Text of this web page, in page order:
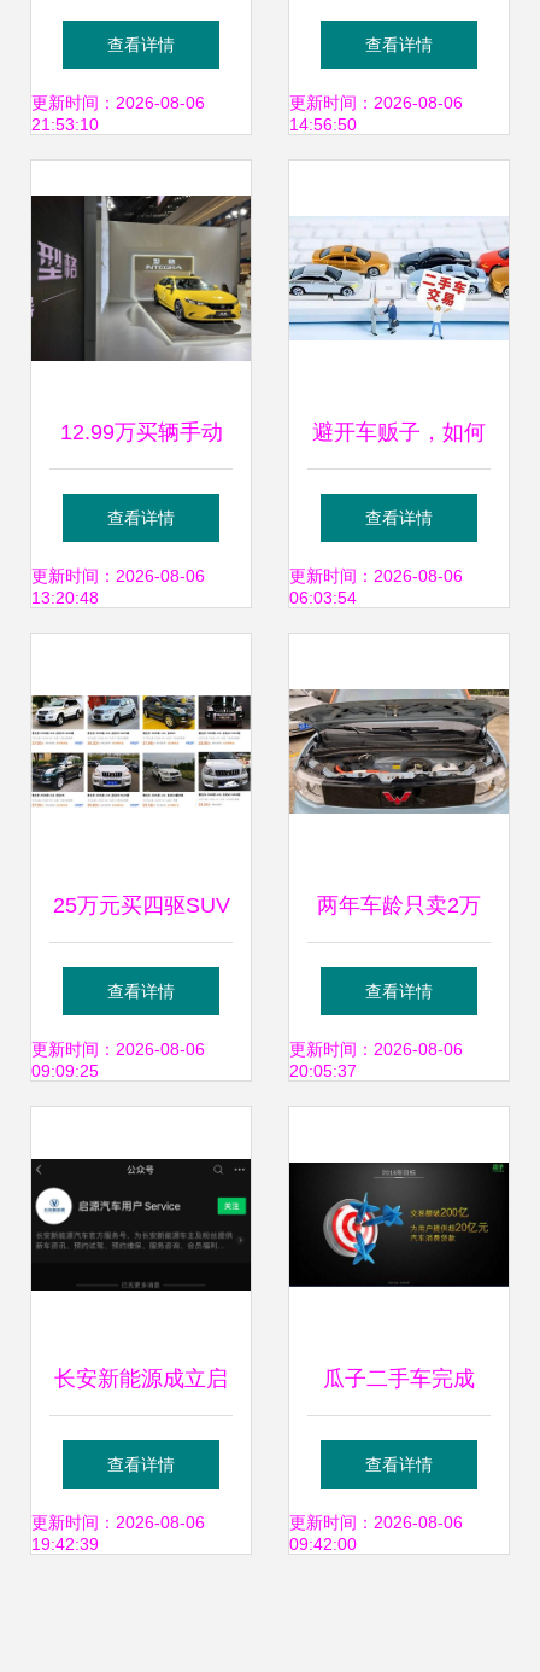
直销钜惠，潍坊限
时特卖会等你抢购
查看详情
更新时间：2026-08-06
21:53:10
了，人找不到影响
新车上牌？这样解
查看详情
更新时间：2026-08-06
14:56:50
12.99万买辆手动
本田中型运动轿
车，这买卖凭什么
查看详情
更新时间：2026-08-06
13:20:48
避开车贩子，如何
直接买新车或二手
车？个人交易全攻
查看详情
更新时间：2026-08-06
06:03:54
25万元买四驱SUV
硬派与城市型，新
车与二手车的抉择
查看详情
更新时间：2026-08-06
09:09:25
两年车龄只卖2万
多元 二手宏光MINI
EV为何比新车更值
查看详情
更新时间：2026-08-06
20:05:37
长安新能源成立启
源汽车，助力绿色
清洁新模式
查看详情
更新时间：2026-08-06
19:42:39
瓜子二手车完成
2.045亿美元A轮融
资，迎来品牌发展
查看详情
更新时间：2026-08-06
09:42:00